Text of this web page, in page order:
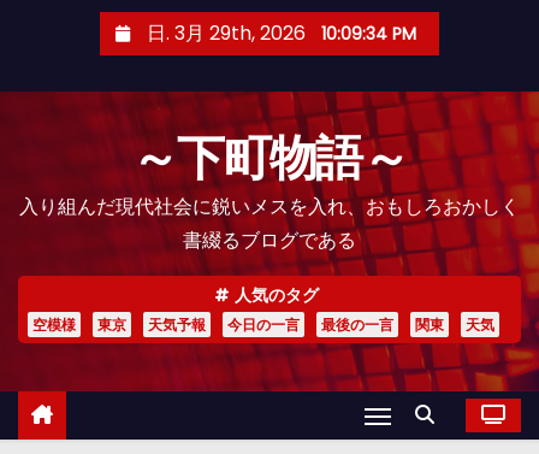
日. 3月 29th, 2026 10:09:36 PM
～下町物語～
入り組んだ現代社会に鋭いメスを入れ、おもしろおかしく
書綴るブログである
人気のタグ
空模様 東京 天気予報 今日の一言 最後の一言 関東 天気